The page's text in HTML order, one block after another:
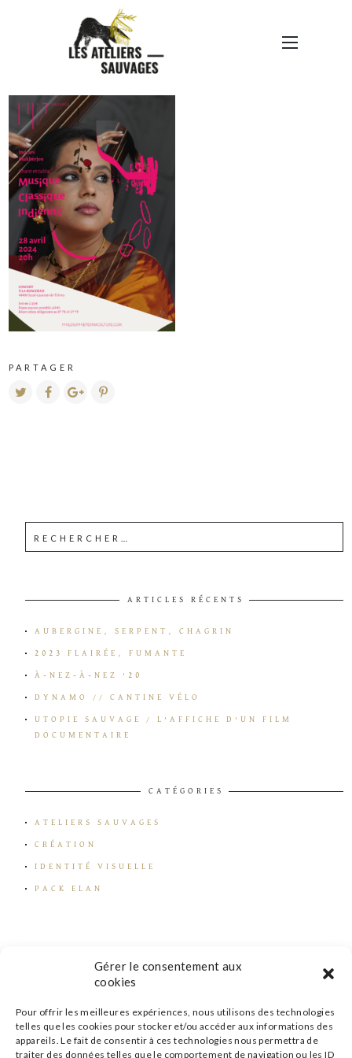
Gérer le consentement aux
cookies
Pour offrir les meilleures expériences, nous utilisons des technologies
telles que les cookies pour stocker et/ou accéder aux informations des
appareils. Le fait de consentir à ces technologies nous permettra de
traiter des données telles que le comportement de navigation ou les ID
L’ILOT SAUVAGE-MODÈLE
AFFICHE-RETOUR 1
PARTAGER
ARTICLES RÉCENTS
AUBERGINE, SERPENT, CHAGRIN
2023 FLAIRÉE, FUMANTE
À-NEZ-À-NEZ ’20
DYNAMO // CANTINE VÉLO
UTOPIE SAUVAGE / L’AFFICHE D’UN FILM
DOCUMENTAIRE
CATÉGORIES
ATELIERS SAUVAGES
CRÉATION
IDENTITÉ VISUELLE
PACK ELAN